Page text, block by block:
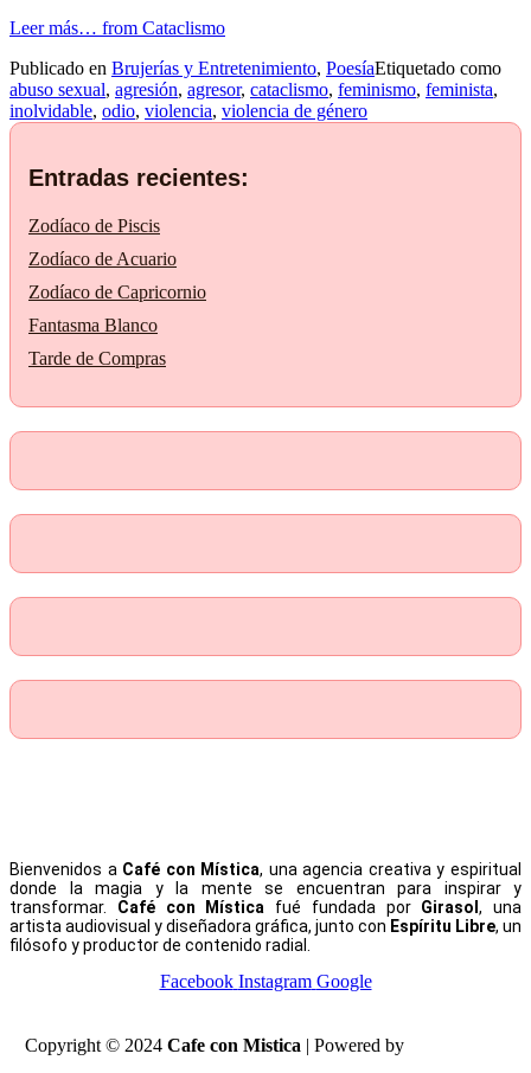
Leer más… from Cataclismo
Publicado en Brujerías y Entretenimiento, PoesíaEtiquetado como
abuso sexual, agresión, agresor, cataclismo, feminismo, feminista,
inolvidable, odio, violencia, violencia de género
Entradas recientes:
Zodíaco de Piscis
Zodíaco de Acuario
Zodíaco de Capricornio
Fantasma Blanco
Tarde de Compras
Bienvenidos a Café con Mística, una agencia creativa y espiritual
donde la magia y la mente se encuentran para inspirar y
transformar. Café con Mística fué fundada por Girasol, una
artista audiovisual y diseñadora gráfica, junto con Espíritu Libre, un
filósofo y productor de contenido radial.
Facebook Instagram Google
Copyright © 2024 Cafe con Mistica | Powered by